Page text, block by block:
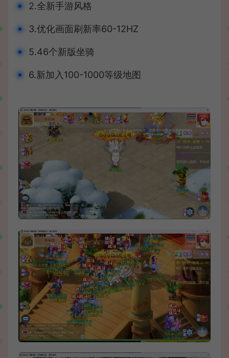
2.全新手游风格
3.优化画面刷新率60-12HZ
5.46个新版坐骑
6.新加入100-1000等级地图